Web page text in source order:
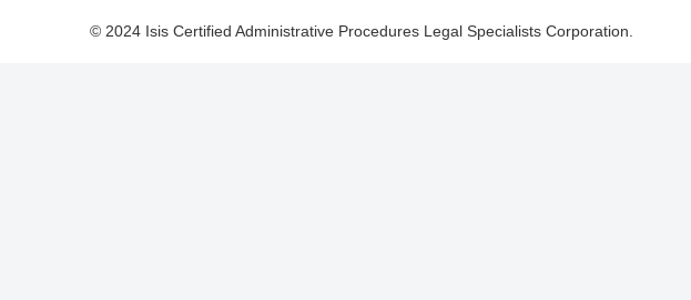
© 2024 Isis Certified Administrative Procedures Legal Specialists Corporation.